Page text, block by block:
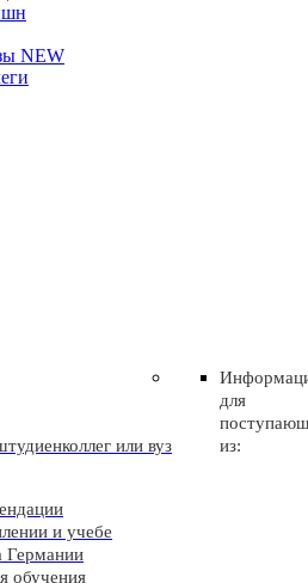
NEW
или вуз
для
из:
и учебе
Германии
обучения